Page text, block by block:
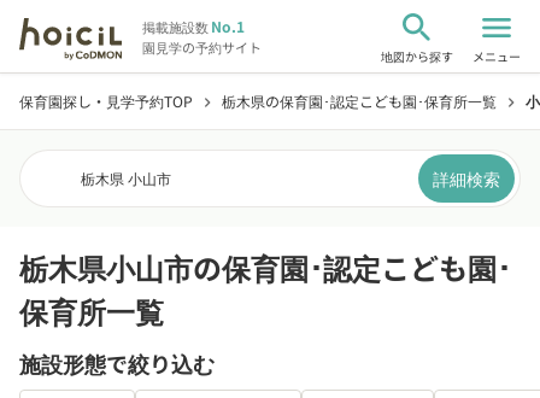
掲載施設数No.1
園見学の予約サイト
search
地図から探す
menu
メニュー
保育園探し・見学予約TOP chevron_right 栃木県の保育園･認定こども園･保育所一覧 chevron_right
栃木県 小山市 詳細検索
栃木県小山市の保育園･認定こども園･
保育所一覧
施設形態で絞り込む